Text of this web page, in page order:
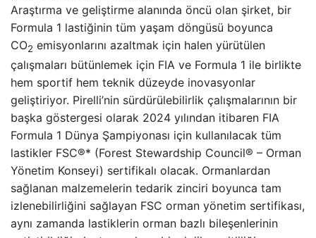
Araştırma ve geliştirme alanında öncü olan şirket, bir
Formula 1 lastiğinin tüm yaşam döngüsü boyunca
CO2 emisyonlarını azaltmak için halen yürütülen
çalışmaları bütünlemek için FIA ve Formula 1 ile birlikte
hem sportif hem teknik düzeyde inovasyonlar
geliştiriyor. Pirelli’nin sürdürülebilirlik çalışmalarının bir
başka göstergesi olarak 2024 yılından itibaren FIA
Formula 1 Dünya Şampiyonası için kullanılacak tüm
lastikler FSC®* (Forest Stewardship Council® – Orman
Yönetim Konseyi) sertifikalı olacak. Ormanlardan
sağlanan malzemelerin tedarik zinciri boyunca tam
izlenebilirliğini sağlayan FSC orman yönetim sertifikası,
aynı zamanda lastiklerin orman bazlı bileşenlerinin